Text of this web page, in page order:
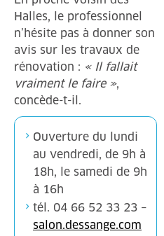
Halles, le professionnel
n’hésite pas à donner son
avis sur les travaux de
rénovation : « Il fallait
vraiment le faire »,
concède-t-il.
Ouverture du lundi
au vendredi, de 9h à
18h, le samedi de 9h
à 16h
tél. 04 66 52 33 23 –
salon.dessange.com